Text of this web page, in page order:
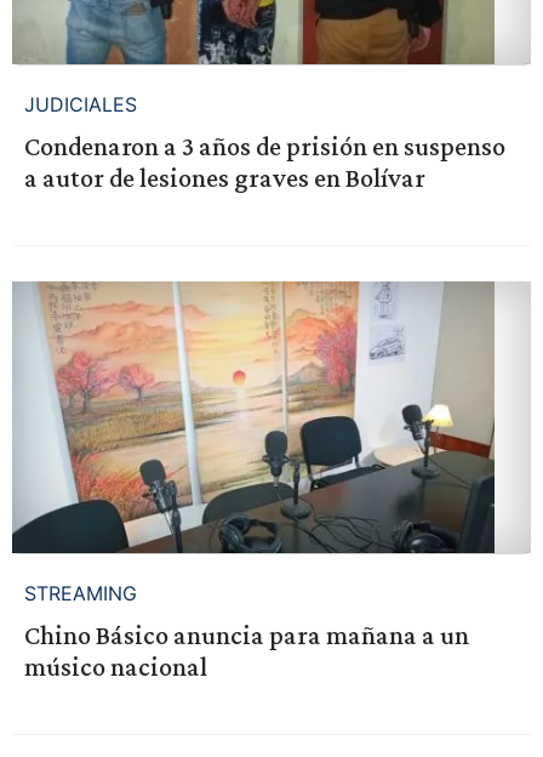
JUDICIALES
Condenaron a 3 años de prisión en suspenso
a autor de lesiones graves en Bolívar
STREAMING
Chino Básico anuncia para mañana a un
músico nacional